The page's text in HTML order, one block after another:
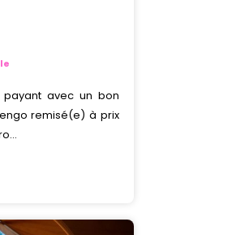
avec un bon
remisé(e) à prix